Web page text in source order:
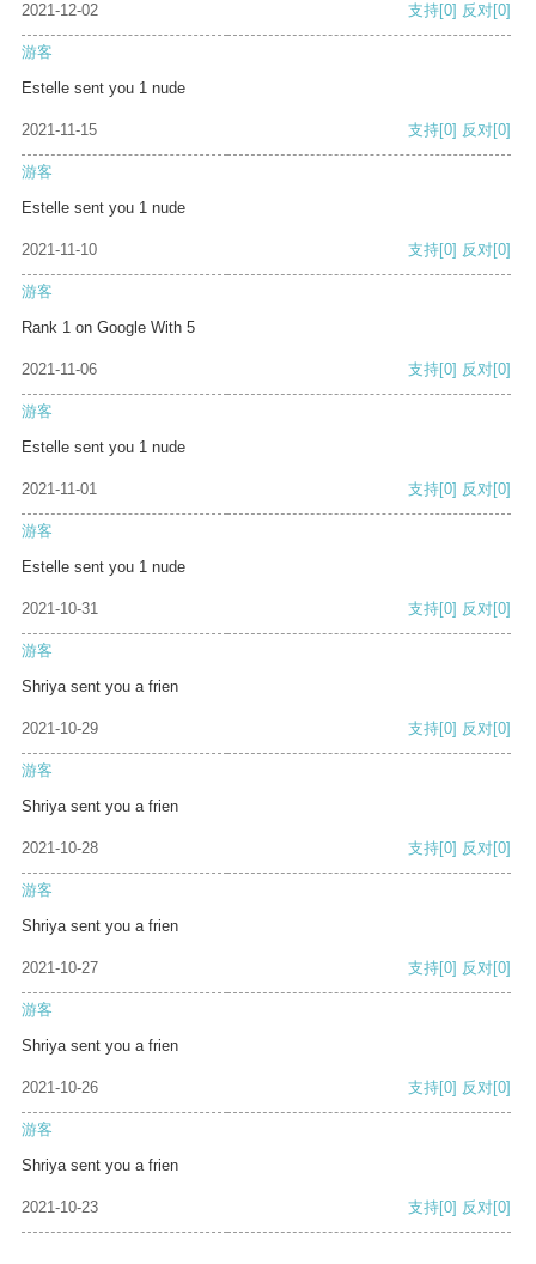
2021-12-02 支持[0] 反对[0]
游客
Estelle sent you 1 nude
2021-11-15 支持[0] 反对[0]
游客
Estelle sent you 1 nude
2021-11-10 支持[0] 反对[0]
游客
Rank 1 on Google With 5
2021-11-06 支持[0] 反对[0]
游客
Estelle sent you 1 nude
2021-11-01 支持[0] 反对[0]
游客
Estelle sent you 1 nude
2021-10-31 支持[0] 反对[0]
游客
Shriya sent you a frien
2021-10-29 支持[0] 反对[0]
游客
Shriya sent you a frien
2021-10-28 支持[0] 反对[0]
游客
Shriya sent you a frien
2021-10-27 支持[0] 反对[0]
游客
Shriya sent you a frien
2021-10-26 支持[0] 反对[0]
游客
Shriya sent you a frien
2021-10-23 支持[0] 反对[0]